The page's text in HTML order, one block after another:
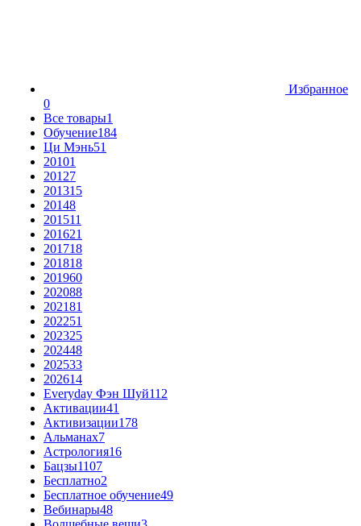
Избранное
0
Все товары1
Обучение184
Ци Мэнь51
20101
20127
201315
20148
201511
201621
201718
201818
201960
202088
202181
202251
202325
202448
202533
202614
Everyday Фэн Шуй112
Активации41
Активизации178
Альманах7
Астрология16
Бацзы1107
Бесплатно2
Бесплатное обучение49
Вебинары48